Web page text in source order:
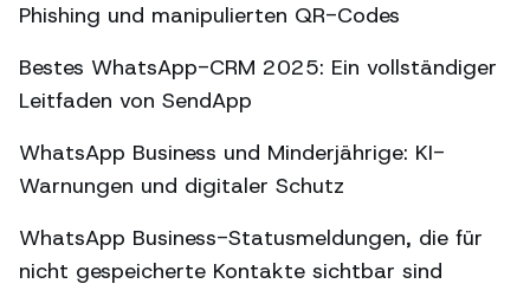
Phishing und manipulierten QR-Codes
Bestes WhatsApp-CRM 2025: Ein vollständiger
Leitfaden von SendApp
WhatsApp Business und Minderjährige: KI-
Warnungen und digitaler Schutz
WhatsApp Business-Statusmeldungen, die für
nicht gespeicherte Kontakte sichtbar sind